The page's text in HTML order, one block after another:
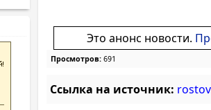
Это анонс новости.
Просмотров: 691
Ссылка на источник: